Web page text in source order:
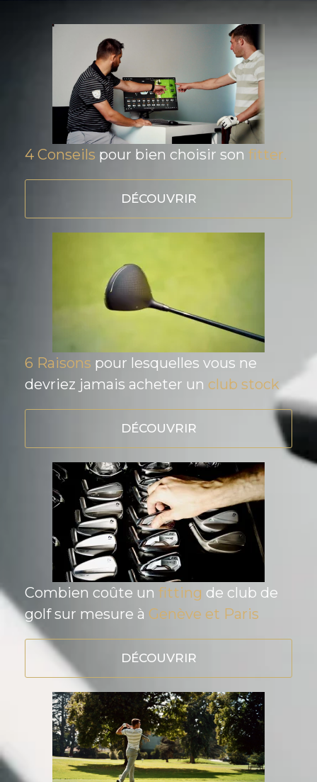
4 Conseils pour bien choisir son fitter.
DÉCOUVRIR
6 Raisons pour lesquelles vous ne
devriez jamais acheter un club stock
DÉCOUVRIR
Combien coûte un fitting de club de
golf sur mesure à Genève et Paris
DÉCOUVRIR